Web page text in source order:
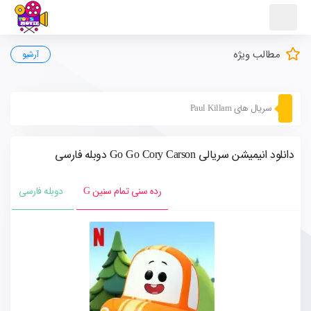
مطالب ویژه آرشیو
سریال های Paul Killam
دانلود انیمیشن سریالی Go Go Cory Carson دوبله فارسی
رده سنی تمام سنین G دوبله فارسی